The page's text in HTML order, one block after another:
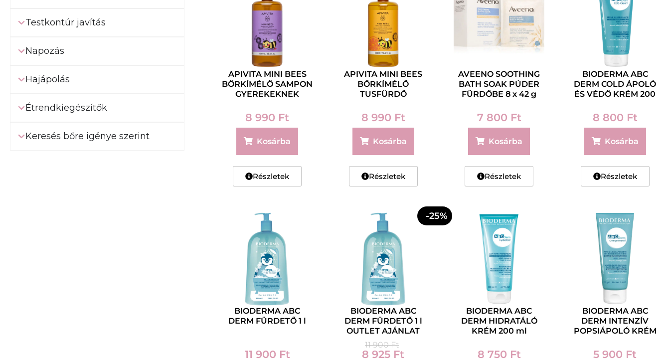
Testkontúr javítás
Napozás
Hajápolás
Étrendkiegészítők
Keresés bőre igénye szerint
APIVITA MINI BEES
BŐRKÍMÉLŐ SAMPON
GYEREKEKNEK
8 990 Ft
Kosárba
Részletek
APIVITA MINI BEES
BŐRKÍMÉLŐ
TUSFÜRDŐ
500ML
8 990 Ft
Kosárba
Részletek
AVEENO SOOTHING
BATH SOAK PÚDER
FÜRDŐBE 8 x 42 g
7 800 Ft
Kosárba
Részletek
BIODERMA ABC
DERM COLD ÁPOLÓ
ÉS VÉDŐ KRÉM 200
8 800 Ft
Kosárba
Részletek
BIODERMA ABC
DERM FÜRDETŐ 1 l
11 900 Ft
-25%
BIODERMA ABC
DERM FÜRDETŐ 1 l
OUTLET AJÁNLAT
11 900Ft
8 925 Ft
BIODERMA ABC
DERM HIDRATÁLÓ
KRÉM 200 ml
8 750 Ft
BIODERMA ABC
DERM INTENZÍV
POPSIÁPOLÓ KRÉM
5 900 Ft